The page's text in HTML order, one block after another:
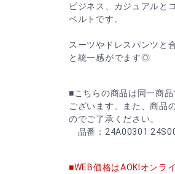
ビジネス、カジュアルと
ベルトです。
スーツやドレスパンツと
と統一感がでます◎
■こちらの商品は同一商
ございます。また、商品
のでご了承ください。
品番：24A00301
■WEB価格はAOKIオンラ